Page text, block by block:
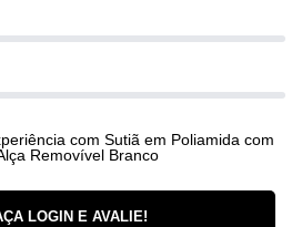
com Sutiã em Poliamida com
Removível Branco
LOGIN E AVALIE!